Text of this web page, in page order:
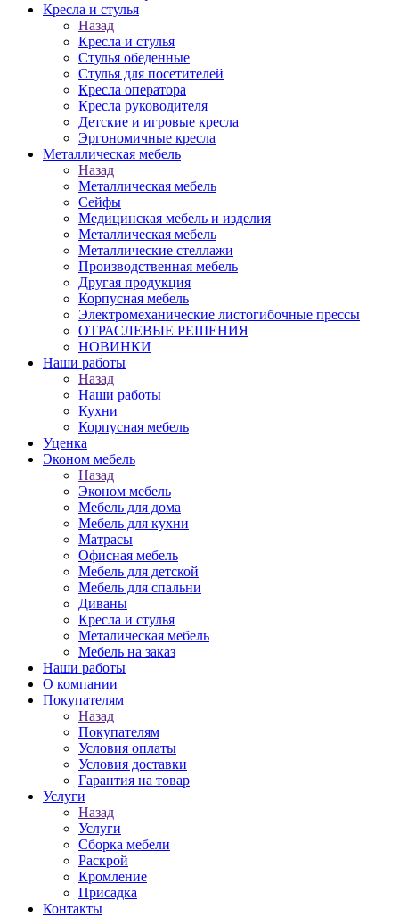
Кресла и стулья
Назад
Кресла и стулья
Стулья обеденные
Стулья для посетителей
Кресла оператора
Кресла руководителя
Детские и игровые кресла
Эргономичные кресла
Металлическая мебель
Назад
Металлическая мебель
Сейфы
Медицинская мебель и изделия
Металлическая мебель
Металлические стеллажи
Производственная мебель
Другая продукция
Корпусная мебель
Электромеханические листогибочные прессы
ОТРАСЛЕВЫЕ РЕШЕНИЯ
НОВИНКИ
Наши работы
Назад
Наши работы
Кухни
Корпусная мебель
Уценка
Эконом мебель
Назад
Эконом мебель
Мебель для дома
Мебель для кухни
Матрасы
Офисная мебель
Мебель для детской
Мебель для спальни
Диваны
Кресла и стулья
Металическая мебель
Мебель на заказ
Наши работы
О компании
Покупателям
Назад
Покупателям
Условия оплаты
Условия доставки
Гарантия на товар
Услуги
Назад
Услуги
Сборка мебели
Раскрой
Кромление
Присадка
Контакты